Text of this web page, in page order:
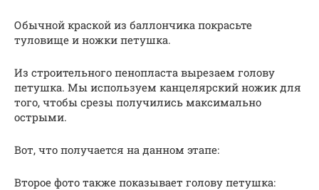
Обычной краской из баллончика покрасьте
туловище и ножки петушка.
Из строительного пенопласта вырезаем голову
петушка. Мы используем канцелярский ножик для
того, чтобы срезы получились максимально
острыми.
Вот, что получается на данном этапе:
Второе фото также показывает голову петушка: